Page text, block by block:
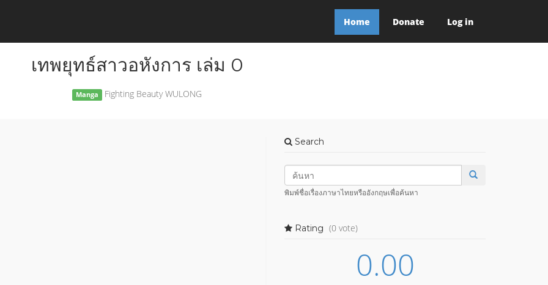
Home Donate Log in
เทพยุทธ์สาวอหังการ เล่ม 0
Manga Fighting Beauty WULONG
Search
พิมพ์ชื่อเรื่องภาษาไทยหรืออังกฤษเพื่อค้นหา
Rating (0 vote)
0.00